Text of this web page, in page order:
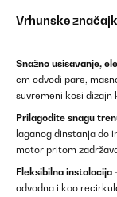
Vrhunske
Snažno usisavanje,
cm odvodi pare,
suvremeni kosi dizajn
Prilagodite snagu
laganog dinstanja do
motor pritom
Fleksibilna instalacija
odvodna i kao